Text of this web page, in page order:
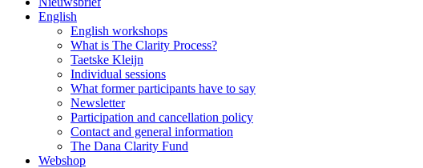
English
English workshops
What is The Clarity Process?
Taetske Kleijn
Individual sessions
What former participants have to say
Newsletter
Participation and cancellation policy
Contact and general information
The Dana Clarity Fund
Webshop